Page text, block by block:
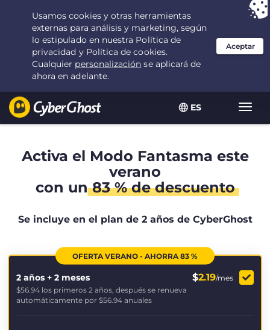
ES
Tu elección: la mejor ofertadurante 2.1666666666667 años por $
2.19
/mes
Activa el Modo Fantasma este
verano
con un83 % de descuento
Se incluye en el plan de 2 años de CyberGhost
OFERTA VERANO - AHORRA 83 %
2 años + 2 meses $2.19/mes
$56.94 los primeros 2 años, después se renueva
automáticamente por $56.94 anuales